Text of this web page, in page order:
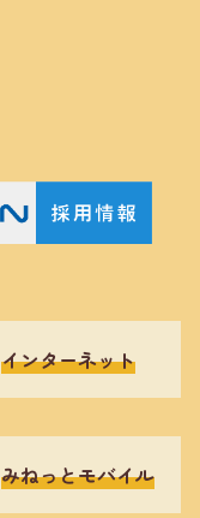
インターネット
みねっとモバイル